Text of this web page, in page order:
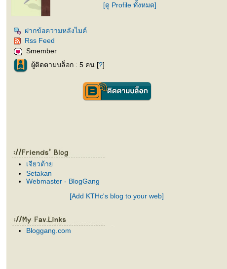
[ดู Profile ทั้งหมด]
ฝากข้อความหลังไมค์
Rss Feed
Smember
ผู้ติดตามบล็อก : 5 คน [?]
เจียวต้า
Setakan
Webmaster - BlogGang
[Add KTHc's blog to your web]
Bloggang.com